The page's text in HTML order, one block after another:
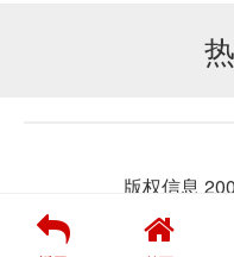
版权信息